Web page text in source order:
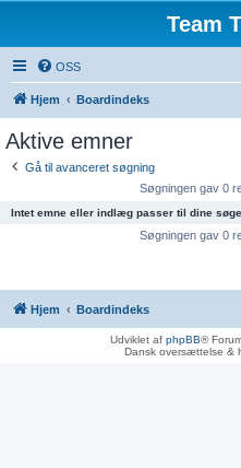
Team
OSS
Hjem Boardindeks
Aktive emner
Gå til avanceret søgning
Søgningen gav 0
Intet emne eller indlæg passer til dine
Søgningen gav 0
Hjem Boardindeks
Udviklet af phpBB®
Dansk oversættelse &